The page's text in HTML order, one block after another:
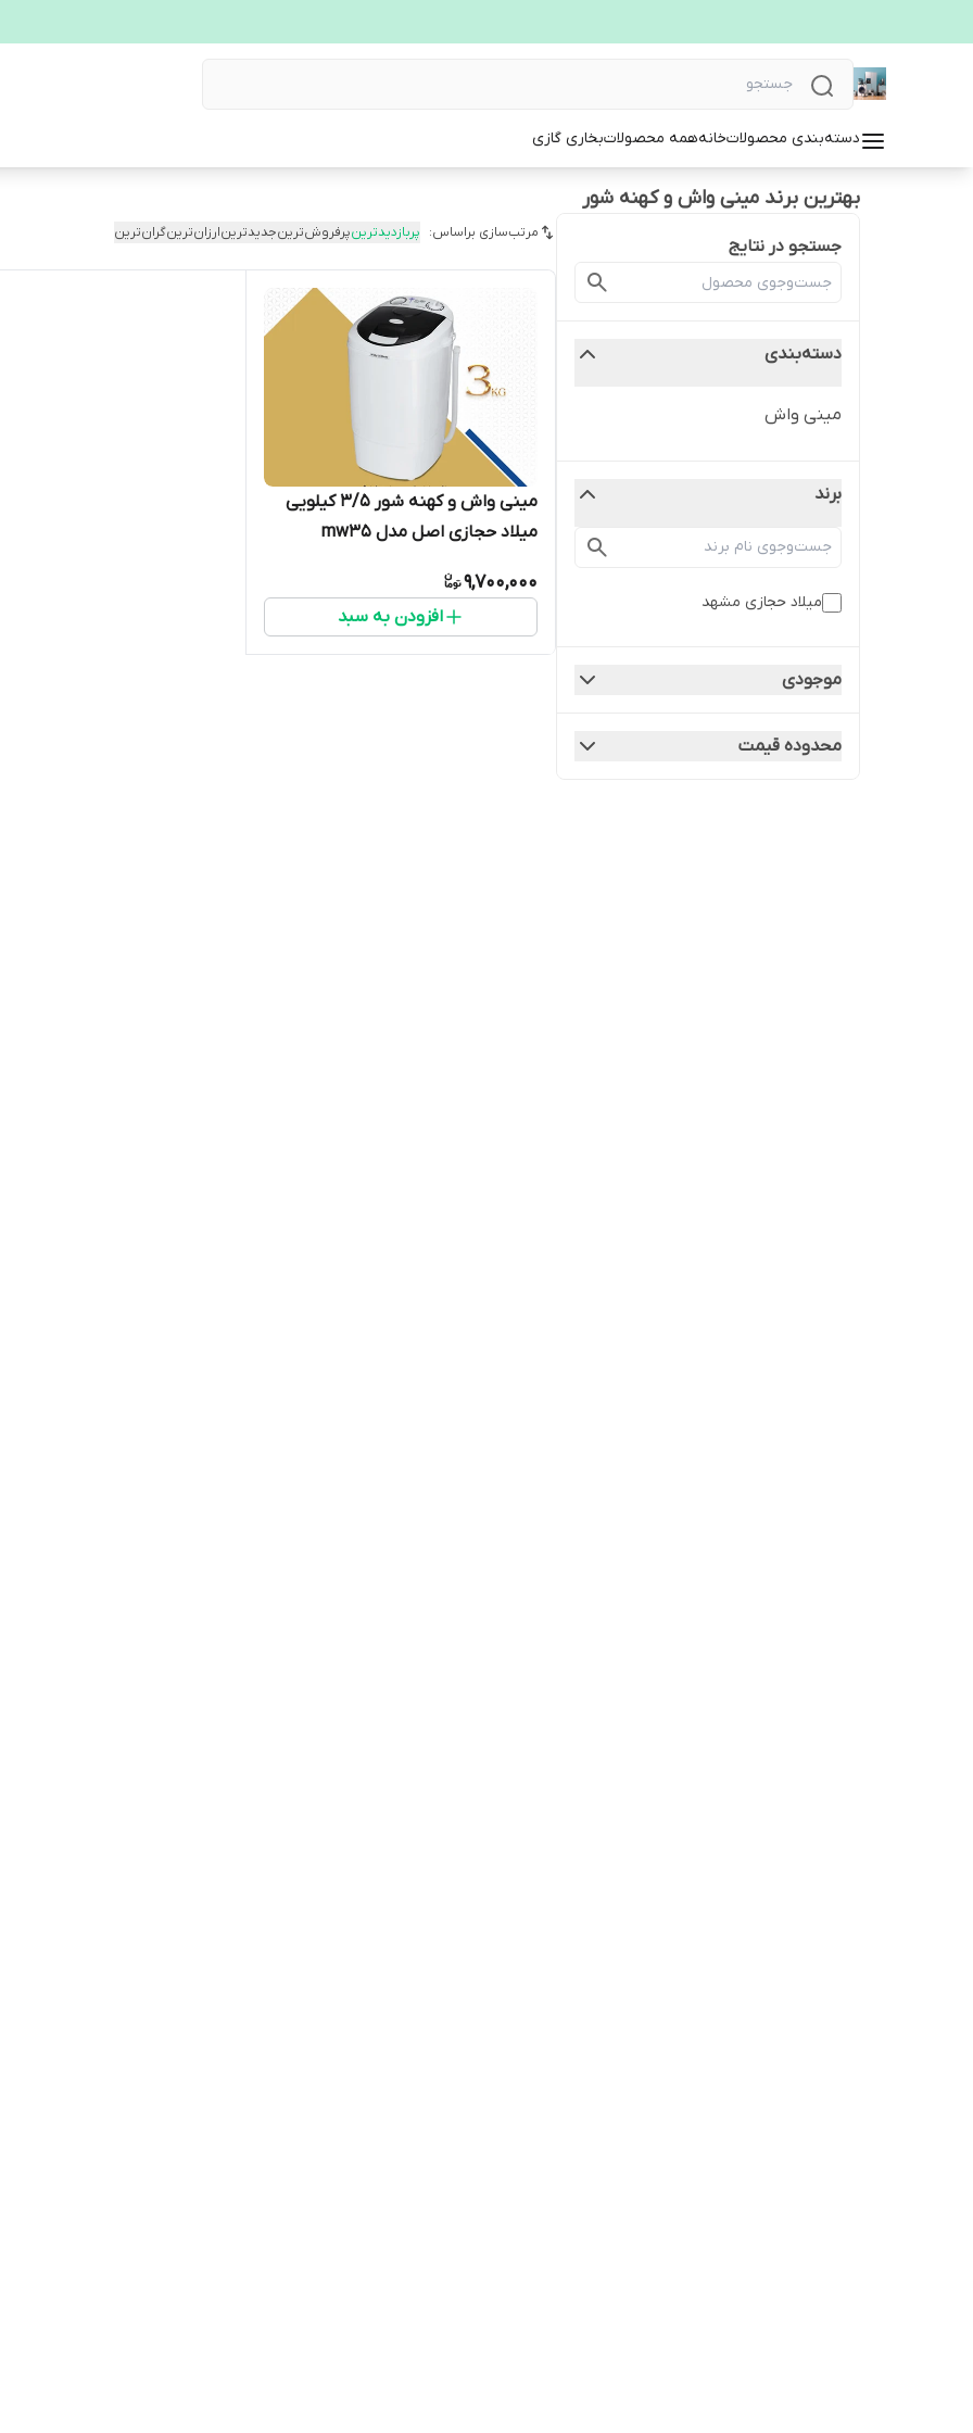
دسته‌بندی محصولاتخانههمه محصولاتبخاری گازی
بهترین برند مینی واش و کهنه شور
جستجو در نتایج
دسته‌بندی
مینی واش
برند
میلاد حجازی مشهد
موجودی
محدوده قیمت
مرتب‌سازی براساس: پربازدیدترینپرفروش‌ترینجدیدترینارزان‌ترینگران‌ترین
مینی واش و کهنه شور ۳/۵ کیلویی
میلاد حجازی اصل مدل mw35
9,700,000
افزودن به سبد